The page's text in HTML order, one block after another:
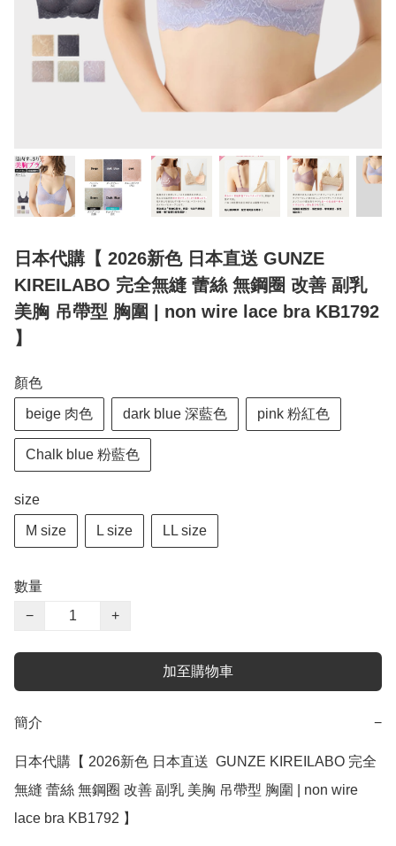
日本代購【 2026新色 日本直送 GUNZE
KIREILABO 完全無縫 蕾絲 無鋼圈 改善 副乳
美胸 吊帶型 胸圍 | non wire lace bra KB1792
】
顏色
beige 肉色 dark blue 深藍色 pink 粉紅色
Chalk blue 粉藍色
size
M size L size LL size
數量
−
+
加至購物車
簡介 −
日本代購【 2026新色 日本直送  GUNZE KIREILABO 完全
無縫 蕾絲 無鋼圈 改善 副乳 美胸 吊帶型 胸圍 | non wire
lace bra KB1792 】 ﻿